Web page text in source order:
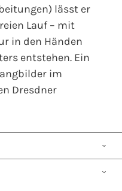
lässt er
Lauf – mit
in den Händen
entstehen. Ein
im
Dresdner